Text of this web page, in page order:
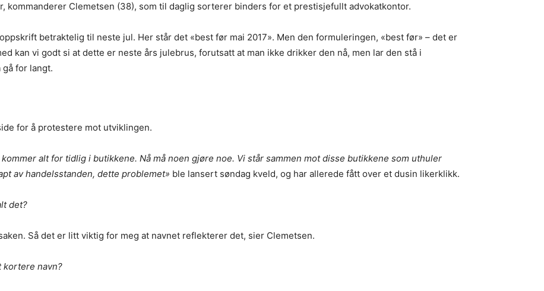
kommanderer Clemetsen (38), som til daglig sorterer binders for et prestisjefullt advokatkontor.
betraktelig til neste jul. Her står det «best før mai 2017». Men den formuleringen, «best før» – det er
kan vi godt si at dette er neste års julebrus, forutsatt at man ikke drikker den nå, men lar den stå i
for langt.
for å protestere mot utviklingen.
alt for tidlig i butikkene. Nå må noen gjøre noe. Vi står sammen mot disse butikkene som uthuler
av handelsstanden, dette problemet» ble lansert søndag kveld, og har allerede fått over et dusin likerklikk.
det?
Så det er litt viktig for meg at navnet reflekterer det, sier Clemetsen.
kortere navn?